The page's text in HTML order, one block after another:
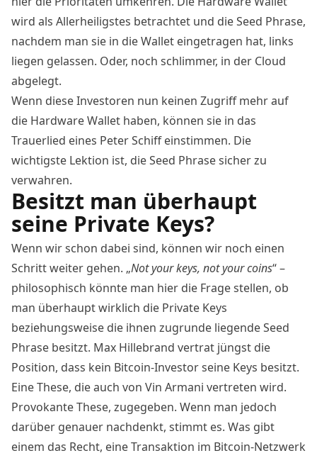
wird als Allerheiligstes betrachtet und die Seed Phrase,
nachdem man sie in die Wallet eingetragen hat, links
liegen gelassen. Oder, noch schlimmer, in der Cloud
abgelegt.
Wenn diese Investoren nun keinen Zugriff mehr auf
die Hardware Wallet haben, können sie in das
Trauerlied eines Peter Schiff einstimmen. Die
wichtigste Lektion ist, die Seed Phrase sicher zu
verwahren.
Besitzt man überhaupt
seine Private Keys?
Wenn wir schon dabei sind, können wir noch einen
Schritt weiter gehen. „Not your keys, not your coins“ –
philosophisch könnte man hier die Frage stellen, ob
man überhaupt wirklich die Private Keys
beziehungsweise die ihnen zugrunde liegende Seed
Phrase besitzt. Max Hillebrand vertrat jüngst die
Position, dass kein Bitcoin-Investor seine Keys besitzt.
Eine These, die auch von Vin Armani vertreten wird.
Provokante These, zugegeben. Wenn man jedoch
darüber genauer nachdenkt, stimmt es. Was gibt
einem das Recht, eine Transaktion im Bitcoin-Netzwerk